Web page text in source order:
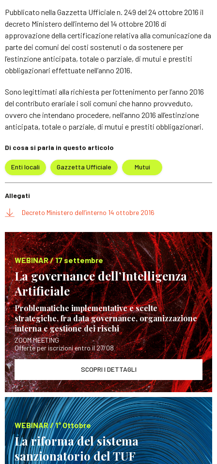
Pubblicato nella Gazzetta Ufficiale n. 249 del 24 ottobre 2016 il
decreto Ministero dell’interno del 14 ottobre 2016 di
approvazione della certificazione relativa alla comunicazione da
parte dei comuni dei costi sostenuti o da sostenere per
l’estinzione anticipata, totale o parziale, di mutui e prestiti
obbligazionari effettuate nell’anno 2016.
Sono legittimati alla richiesta per l’ottenimento per l’anno 2016
del contributo erariale i soli comuni che hanno provveduto,
ovvero che intendano procedere, nell’anno 2016 all’estinzione
anticipata, totale o parziale, di mutui e prestiti obbligazionari.
Di cosa si parla in questo articolo
Enti locali Gazzetta Ufficiale Mutui
Allegati
Decreto Ministero dell’interno 14 ottobre 2016
WEBINAR / 17 settembre
La governance dell’Intelligenza
Artificiale
Problematiche implementative e scelte
strategiche, fra data governance, organizzazione
interna e gestione dei rischi
ZOOM MEETING
Offerte per iscrizioni entro il 27/08
SCOPRI I DETTAGLI
WEBINAR / 1° Ottobre
La riforma del sistema
sanzionatorio del TUF